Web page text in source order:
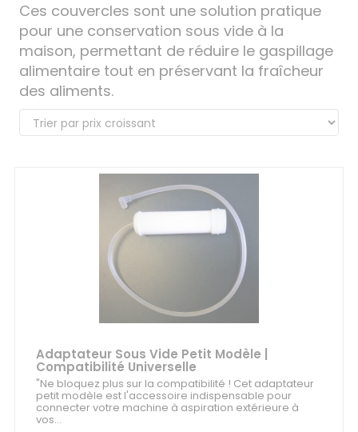
Ces couvercles sont une solution pratique
pour une conservation sous vide à la
maison, permettant de réduire le gaspillage
alimentaire tout en préservant la fraîcheur
des aliments.
Adaptateur Sous Vide Petit Modèle |
Compatibilité Universelle
"Ne bloquez plus sur la compatibilité ! Cet adaptateur
petit modèle est l'accessoire indispensable pour
connecter votre machine à aspiration extérieure à
vos...